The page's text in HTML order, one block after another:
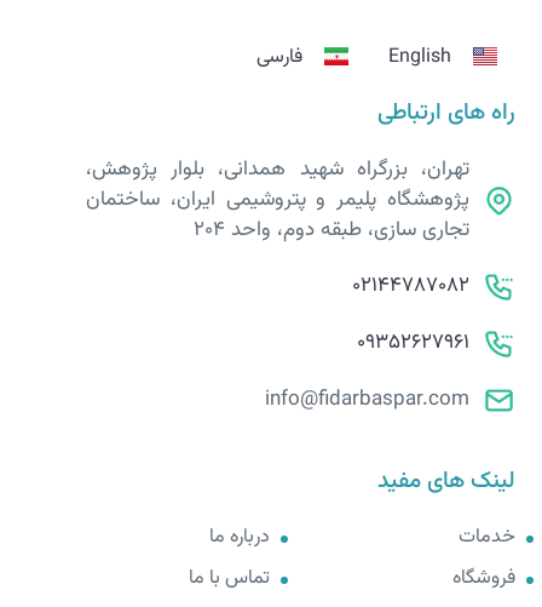
English فارسی
راه های ارتباطی
تهران، بزرگراه شهید همدانی، بلوار پژوهش،
پژوهشگاه پلیمر و پتروشیمی ایران، ساختمان
تجاری سازی، طبقه دوم، واحد 204
02144787082
09352627961
info@fidarbaspar.com
لینک های مفید
خدمات
فروشگاه
درباره ما
تماس با ما